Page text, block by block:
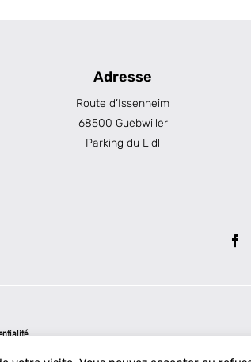
Adresse
Route d’Issenheim
68500 Guebwiller
Parking du Lidl